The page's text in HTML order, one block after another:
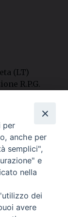
(LT)
R.P.G.
per
anche per
semplici",
e
nella
dei
avere